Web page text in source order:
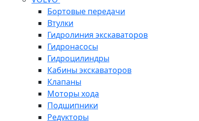
Бортовые передачи
Втулки
Гидролиния экскаваторов
Гидронасосы
Гидроцилиндры
Кабины экскаваторов
Клапаны
Моторы хода
Подшипники
Редукторы